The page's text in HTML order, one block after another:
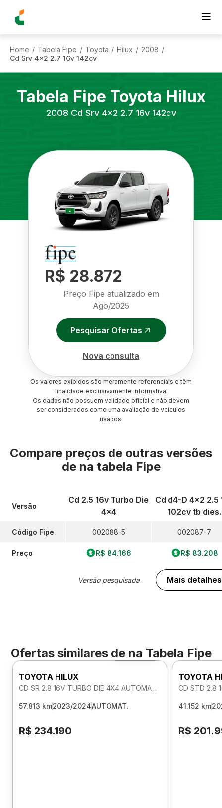
Home / Tabela Fipe / Toyota / Hilux / 2008 /
Cd Srv 4x2 2.7 16v 142cv
Tabela Fipe Toyota Hilux
2008 Cd Srv 4x2 2.7 16v 142cv
R$ 28.872
Preço Fipe atualizado em
Ago/2025
Pesquisar Ofertas
Nova consulta
Os valores exibidos são meramente referenciais e têm
finalidade exclusivamente informativa.
Os dados não possuem validade oficial e não devem
ser considerados como uma avaliação de veículos
usados.
Compare preços de outras versões
de na tabela Fipe
Versão
Código Fipe
Preço
Cd 2.5 16v Turbo Die
4x4
002088-5
R$ 84.166
Versão pesquisada
Cd d4-D 4x2 2.5
102cv tb dies.
002087-7
R$ 83.208
Mais detalhes
Ofertas similares de na Tabela Fipe
Foto 360º
TOYOTA HILUX
CD SR 2.8 16V TURBO DIE 4X4 AUTOMATICO
57.813 km2023/2024AUTOMAT.
R$ 234.190
TOYOTA
CD STD 2.8
41.152 km
R$